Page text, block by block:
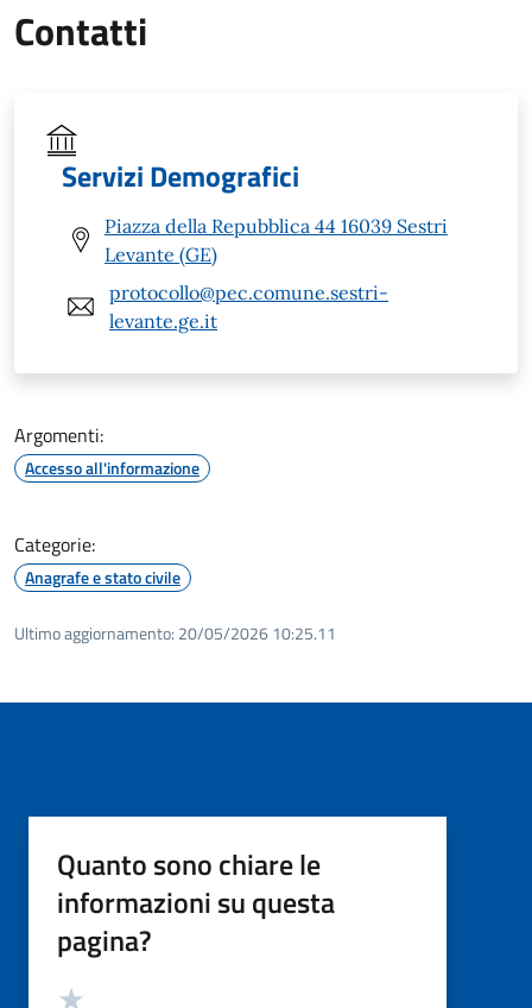
Contatti
Servizi Demografici
Piazza della Repubblica 44 16039 Sestri
Levante (GE)
protocollo@pec.comune.sestri-
levante.ge.it
Argomenti:
Accesso all'informazione
Categorie:
Anagrafe e stato civile
Ultimo aggiornamento: 20/05/2026 10:25.11
Quanto sono chiare le
informazioni su questa
pagina?
Valutazione